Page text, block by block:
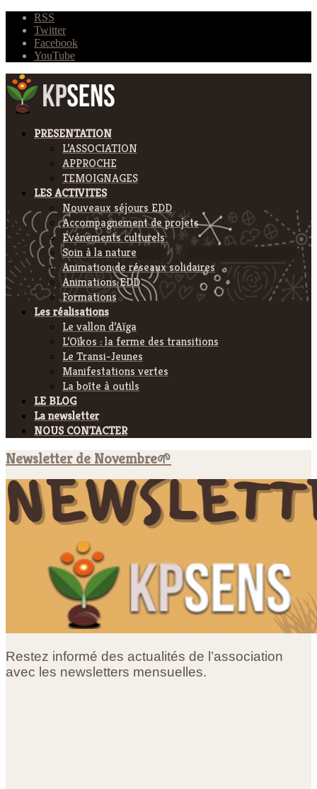
RSS
Twitter
Facebook
YouTube
PRESENTATION
L’ASSOCIATION
APPROCHE
TEMOIGNAGES
LES ACTIVITES
Nouveaux séjours EDD
Accompagnement de projets
Evénements culturels
Soin à la nature
Animation de réseaux solidaires
Animations EDD
Formations
Les réalisations
Le vallon d’Aïga
L’Oïkos : la ferme des transitions
Le Transi-Jeunes
Manifestations vertes
La boîte à outils
LE BLOG
La newsletter
NOUS CONTACTER
Newsletter de Novembre🌱
Restez informé des actualités de l’association
avec les newsletters mensuelles.